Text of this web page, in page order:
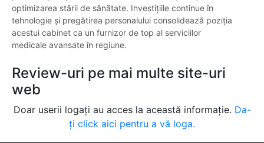
optimizarea stării de sănătate. Investițiile continue în
tehnologie și pregătirea personalului consolidează poziția
acestui cabinet ca un furnizor de top al serviciilor
medicale avansate în regiune.
Review-uri pe mai multe site-uri
web
Doar userii logați au acces la această informație. Da-
ți click aici pentru a vă loga.